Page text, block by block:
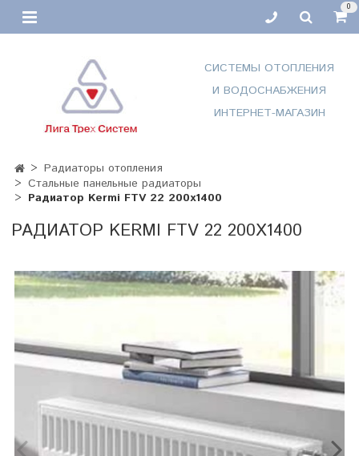
0
СИСТЕМЫ ОТОПЛЕНИЯ
И ВОДОСНАБЖЕНИЯ
ИНТЕРНЕТ-МАГАЗИН
Радиаторы отопления
Стальные панельные радиаторы
Радиатор Kermi FTV 22 200х1400
РАДИАТОР KERMI FTV 22 200Х1400